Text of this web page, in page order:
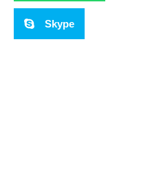
Skype